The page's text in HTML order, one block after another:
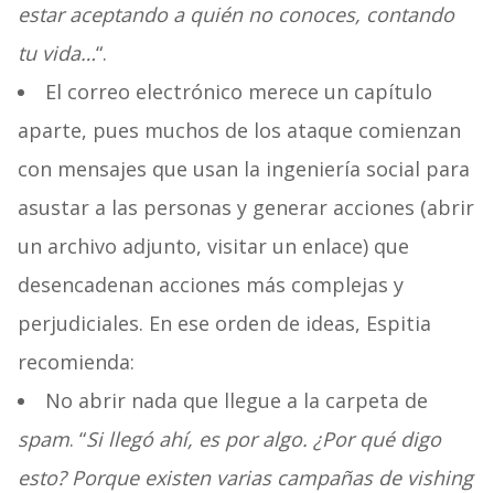
estar aceptando a quién no conoces, contando
tu vida…“.
El correo electrónico merece un capítulo
aparte, pues muchos de los ataque comienzan
con mensajes que usan la ingeniería social para
asustar a las personas y generar acciones (abrir
un archivo adjunto, visitar un enlace) que
desencadenan acciones más complejas y
perjudiciales. En ese orden de ideas, Espitia
recomienda:
No abrir nada que llegue a la carpeta de
spam. “Si llegó ahí, es por algo. ¿Por qué digo
esto? Porque existen varias campañas de vishing